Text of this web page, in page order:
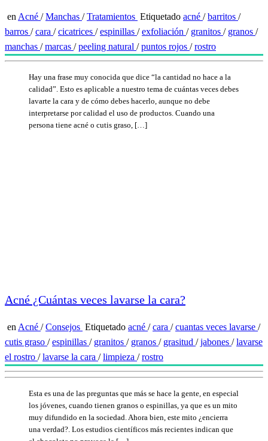
en Acné /Manchas /Tratamientos Etiquetado acné /barritos /
barros /cara /cicatrices /espinillas /exfoliación / granitos / granos /
manchas /marcas /peeling natural /puntos rojos /rostro
Hay una frase muy conocida que dice “la cantidad no hace a la
calidad”. Esto es aplicable a nuestro tema de cuántas veces debes
lavarte la cara y de cómo debes hacerlo, aunque no debe
interpretarse por calidad el uso de productos. Cuando una
persona tiene acné o cutis graso, […]
Acné ¿Cuántas veces lavarse la cara?
en Acné /Consejos Etiquetado acné /cara /cuantas veces lavarse /
cutis graso /espinillas / granitos / granos / grasitud /jabones /lavarse
el rostro /lavarse la cara /limpieza /rostro
Esta es una de las preguntas que más se hace la gente, en especial
los jóvenes, cuando tienen granos o espinillas, ya que es un mito
muy difundido en la sociedad. Ahora bien, este mito ¿encierra
una verdad?. Los estudios científicos más recientes indican que